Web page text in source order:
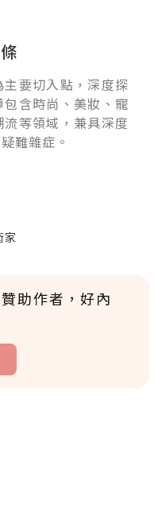
主要切入點，深度探
含時尚、美妝、寵
等領域，兼具深度
難雜症。
家
助作者，好內